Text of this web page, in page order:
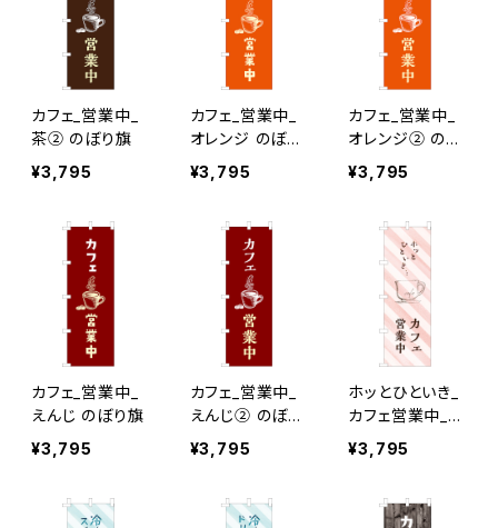
カフェ_営業中_
茶② のぼり旗
¥3,795
カフェ_営業中_
オレンジ のぼり
旗
¥3,795
カフェ_営業中_
オレンジ② のぼ
り旗
¥3,795
カフェ_営業中_
えんじ のぼり旗
¥3,795
カフェ_営業中_
えんじ② のぼり
旗
¥3,795
ホッとひといき_
カフェ営業中_ピ
ンクストライプ
のぼり旗
¥3,795